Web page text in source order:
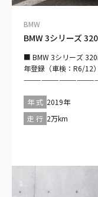
工場を完備しておりま
て頂きます♪ また、ご
保証 保証期間：3カ
格に含まれています。
自社整備工場を完備し
整備させて頂きます♪
検、板金塗装、修理
BMW
BMW 3シリーズ
■ BMW 3シリーズ
年登録（車検：R6/12
２００００ｋｍ■ 直列
ｃ■ 最高出力／１８
ランスミッション：
ポイント】 ■ ボディ
トロール・レーンキ
年 式 2019年
走 行 2万km